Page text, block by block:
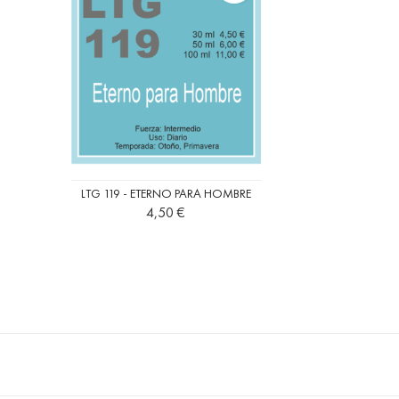
LTG 119 - ETERNO PARA HOMBRE
Precio
4,50 €